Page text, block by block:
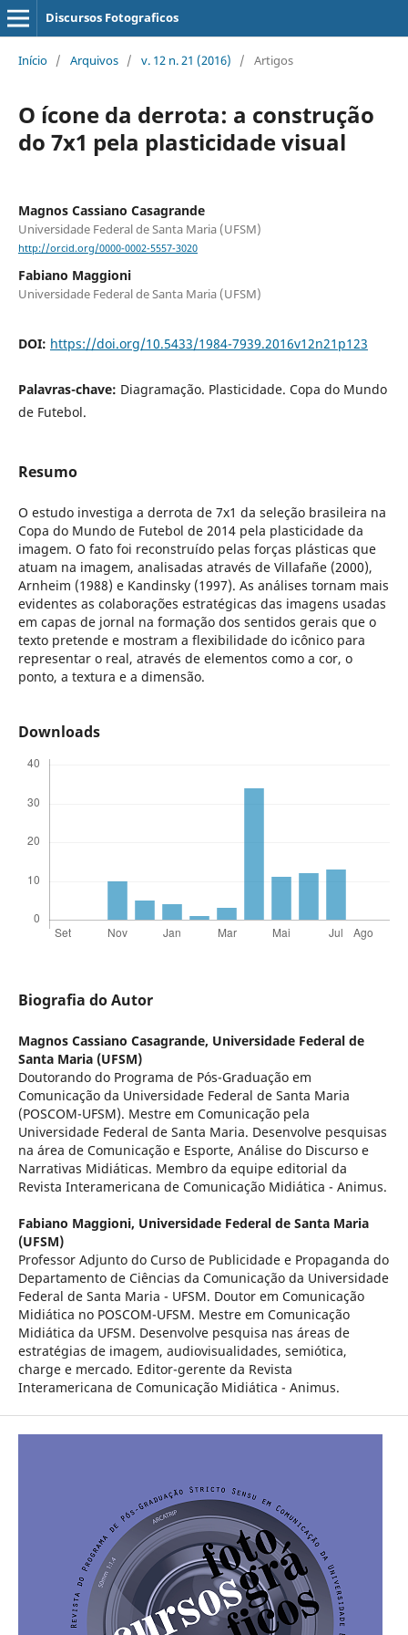
Discursos Fotograficos
Início / Arquivos / v. 12 n. 21 (2016) / Artigos
O ícone da derrota: a construção
do 7x1 pela plasticidade visual
Magnos Cassiano Casagrande
Universidade Federal de Santa Maria (UFSM)
http://orcid.org/0000-0002-5557-3020
Fabiano Maggioni
Universidade Federal de Santa Maria (UFSM)
DOI: https://doi.org/10.5433/1984-7939.2016v12n21p123
Palavras-chave: Diagramação. Plasticidade. Copa do Mundo
de Futebol.
Resumo
O estudo investiga a derrota de 7x1 da seleção brasileira na
Copa do Mundo de Futebol de 2014 pela plasticidade da
imagem. O fato foi reconstruído pelas forças plásticas que
atuam na imagem, analisadas através de Villafañe (2000),
Arnheim (1988) e Kandinsky (1997). As análises tornam mais
evidentes as colaborações estratégicas das imagens usadas
em capas de jornal na formação dos sentidos gerais que o
texto pretende e mostram a flexibilidade do icônico para
representar o real, através de elementos como a cor, o
ponto, a textura e a dimensão.
Downloads
Biografia do Autor
Magnos Cassiano Casagrande, Universidade Federal de
Santa Maria (UFSM)
Doutorando do Programa de Pós-Graduação em
Comunicação da Universidade Federal de Santa Maria
(POSCOM-UFSM). Mestre em Comunicação pela
Universidade Federal de Santa Maria. Desenvolve pesquisas
na área de Comunicação e Esporte, Análise do Discurso e
Narrativas Midiáticas. Membro da equipe editorial da
Revista Interamericana de Comunicação Midiática - Animus.
Fabiano Maggioni, Universidade Federal de Santa Maria
(UFSM)
Professor Adjunto do Curso de Publicidade e Propaganda do
Departamento de Ciências da Comunicação da Universidade
Federal de Santa Maria - UFSM. Doutor em Comunicação
Midiática no POSCOM-UFSM. Mestre em Comunicação
Midiática da UFSM. Desenvolve pesquisa nas áreas de
estratégias de imagem, audiovisualidades, semiótica,
charge e mercado. Editor-gerente da Revista
Interamericana de Comunicação Midiática - Animus.